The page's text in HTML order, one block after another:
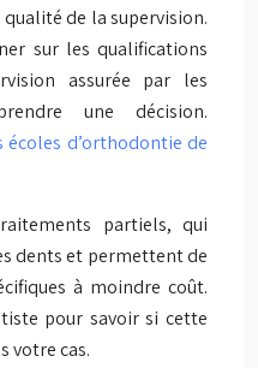
de la supervision.
sur les qualifications
assurée par les
une décision.
écoles d’orthodontie de
partiels, qui
dents et permettent de
à moindre coût.
pour savoir si cette
votre cas.